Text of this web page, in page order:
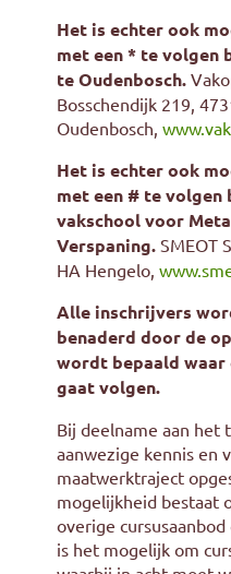
Het is echter ook
met een * te volgen
te Oudenbosch.
Bosschendijk 219,
Oudenbosch,
Het is echter ook
met een # te volgen
vakschool voor
Verspaning. SMEOT
HA Hengelo,
Alle inschrijvers
benaderd door de
wordt bepaald waar
gaat volgen.
Bij deelname aan het
aanwezige kennis en
maatwerktraject
mogelijkheid bestaat
overige
is het mogelijk om